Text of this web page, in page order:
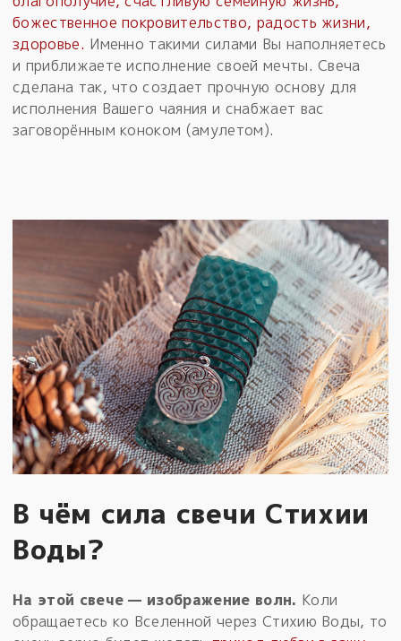
божественное покровительство, радость жизни,
здоровье. Именно такими силами Вы наполняетесь
и приближаете исполнение своей мечты. Свеча
сделана так, что создает прочную основу для
исполнения Вашего чаяния и снабжает вас
заговорённым коноком (амулетом).
В чём сила свечи Стихии
Воды?
На этой свече — изображение волн. Коли
обращаетесь ко Вселенной через Стихию Воды, то